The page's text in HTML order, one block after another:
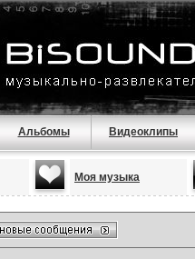
Альбомы Видеоклипы
Моя музыка